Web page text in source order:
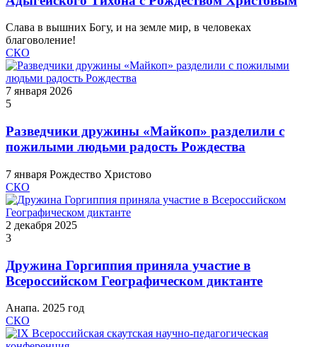
Слава в вышних Богу, и на земле мир, в человеках
благоволение!
СКО
7 января 2026
5
Разведчики дружины «Майкоп» разделили с
пожилыми людьми радость Рождества
7 января Рождество Христово
СКО
2 декабря 2025
3
Дружина Горгиппия приняла участие в
Всероссийском Географическом диктанте
Анапа. 2025 год
СКО